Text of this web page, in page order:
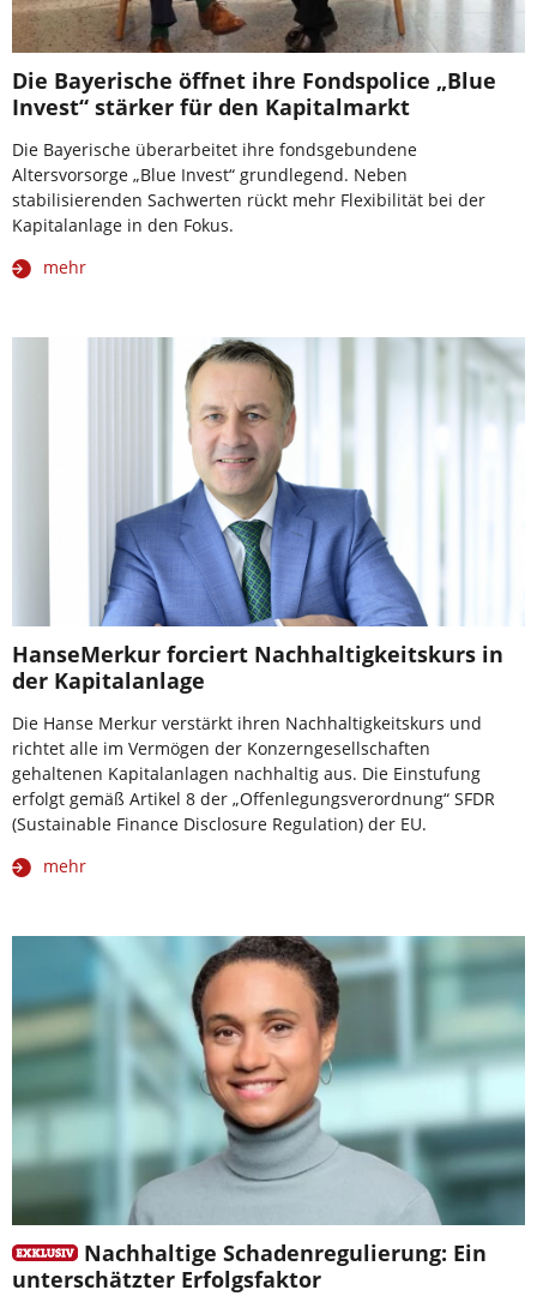
Die Bayerische öffnet ihre Fondspolice „Blue
Invest“ stärker für den Kapitalmarkt
Die Bayerische überarbeitet ihre fondsgebundene
Altersvorsorge „Blue Invest“ grundlegend. Neben
stabilisierenden Sachwerten rückt mehr Flexibilität bei der
Kapitalanlage in den Fokus.
mehr
HanseMerkur forciert Nachhaltigkeitskurs in
der Kapitalanlage
Die Hanse Merkur verstärkt ihren Nachhaltigkeitskurs und
richtet alle im Vermögen der Konzerngesellschaften
gehaltenen Kapitalanlagen nachhaltig aus. Die Einstufung
erfolgt gemäß Artikel 8 der „Offenlegungsverordnung“ SFDR
(Sustainable Finance Disclosure Regulation) der EU.
mehr
Nachhaltige Schadenregulierung: Ein
unterschätzter Erfolgsfaktor